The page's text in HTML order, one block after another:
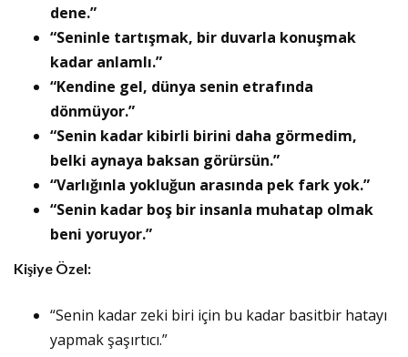
dene.”
“Seninle tartışmak, bir duvarla konuşmak
kadar anlamlı.”
“Kendine gel, dünya senin etrafında
dönmüyor.”
“Senin kadar kibirli birini daha görmedim,
belki aynaya baksan görürsün.”
“Varlığınla yokluğun arasında pek fark yok.”
“Senin kadar boş bir insanla muhatap olmak
beni yoruyor.”
Kişiye Özel:
“Senin kadar zeki biri için bu kadar basitbir hatayı
yapmak şaşırtıcı.”